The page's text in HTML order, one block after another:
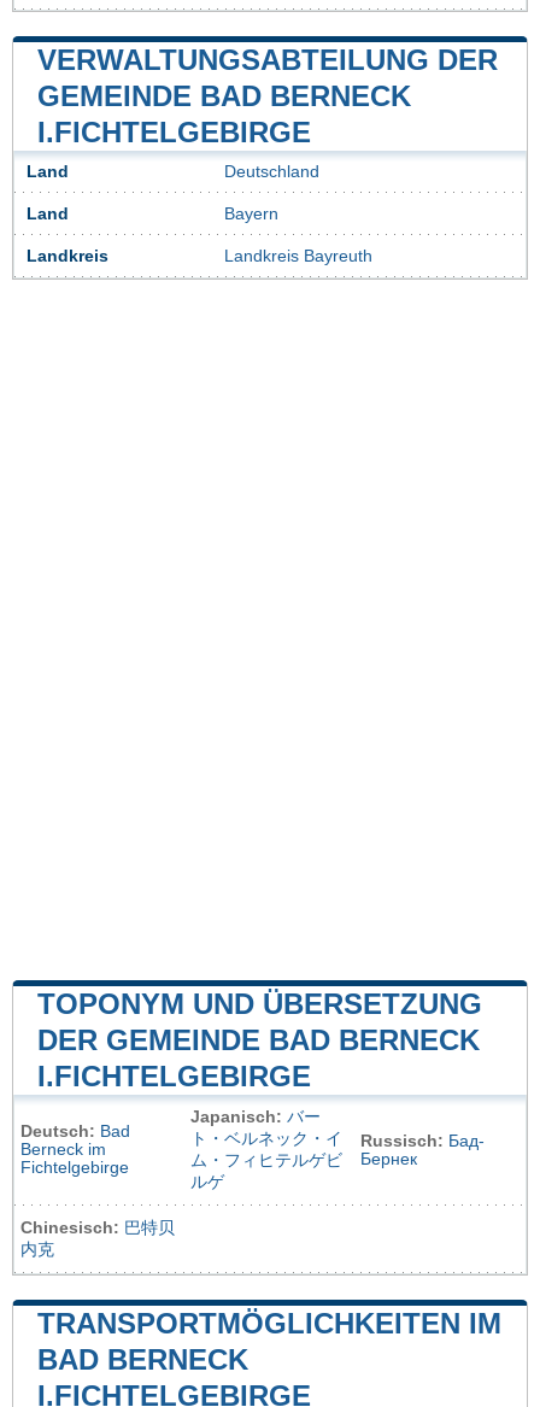
VERWALTUNGSABTEILUNG DER
GEMEINDE BAD BERNECK
I.FICHTELGEBIRGE
Land Deutschland
Land Bayern
Landkreis Landkreis Bayreuth
TOPONYM UND ÜBERSETZUNG
DER GEMEINDE BAD BERNECK
I.FICHTELGEBIRGE
Deutsch: Bad
Berneck im
Fichtelgebirge
Japanisch: バー
ト・ベルネック・イ
ム・フィヒテルゲビ
ルゲ
Russisch: Бад-
Бернек
Chinesisch: 巴特贝
内克
TRANSPORTMÖGLICHKEITEN IM
BAD BERNECK
I.FICHTELGEBIRGE